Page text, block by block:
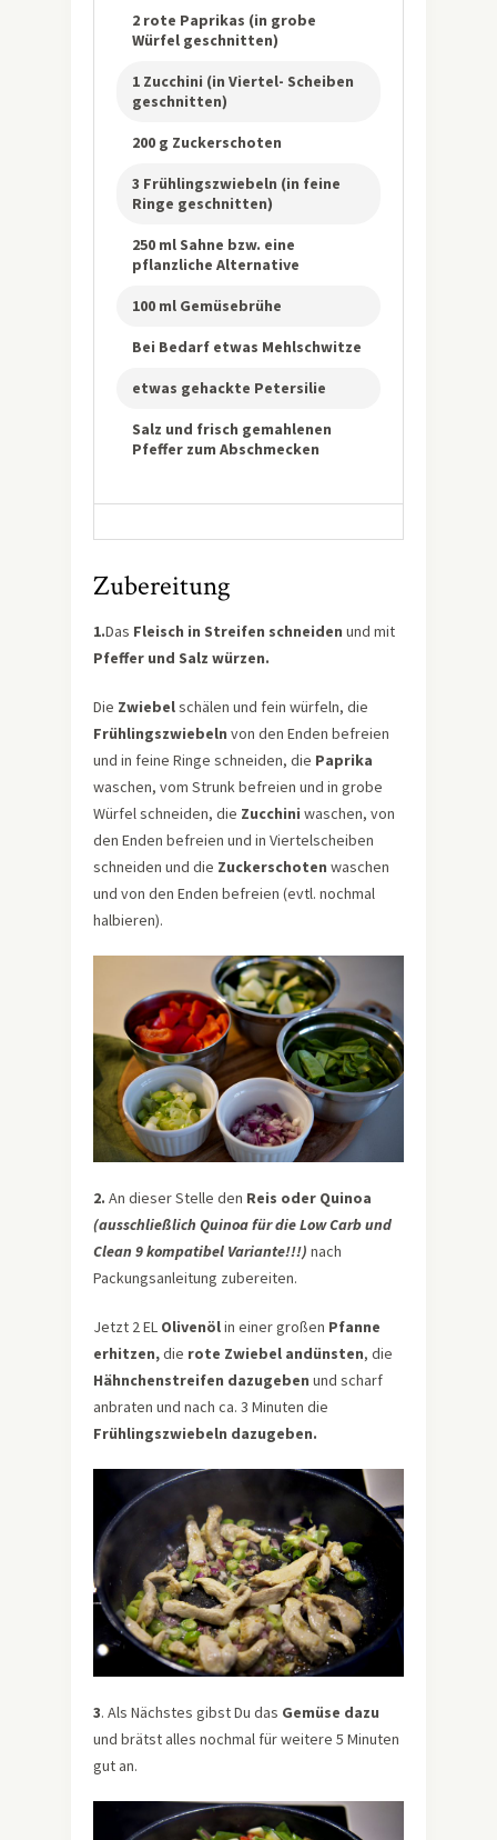
2 rote Paprikas (in grobe
Würfel geschnitten)
1 Zucchini (in Viertel- Scheiben
geschnitten)
200 g Zuckerschoten
3 Frühlingszwiebeln (in feine
Ringe geschnitten)
250 ml Sahne bzw. eine
pflanzliche Alternative
100 ml Gemüsebrühe
Bei Bedarf etwas Mehlschwitze
etwas gehackte Petersilie
Salz und frisch gemahlenen
Pfeffer zum Abschmecken
Zubereitung
1.Das Fleisch in Streifen schneiden und mit
Pfeffer und Salz würzen.
Die Zwiebelschälen und fein würfeln, die
Frühlingszwiebeln von den Enden befreien
und in feine Ringe schneiden, die Paprika
waschen, vom Strunk befreien und in grobe
Würfel schneiden, die Zucchini waschen, von
den Enden befreien und in Viertelscheiben
schneiden und die Zuckerschoten waschen
und von den Enden befreien (evtl. nochmal
halbieren).
2. An dieser Stelle den Reis oder Quinoa
(ausschließlich Quinoa für die Low Carb und
Clean 9 kompatibel Variante!!!) nach
Packungsanleitung zubereiten.
Jetzt 2 EL Olivenölin einer großen Pfanne
erhitzen,die rote Zwiebel andünsten, die
Hähnchenstreifen dazugeben und scharf
anbraten und nach ca. 3 Minuten die
Frühlingszwiebeln dazugeben.
3. Als Nächstes gibst Du das Gemüse dazu
und brätst alles nochmal für weitere 5 Minuten
gut an.